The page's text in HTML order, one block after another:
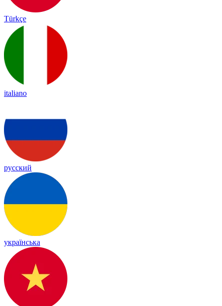
Türkçe
italiano
русский
українська